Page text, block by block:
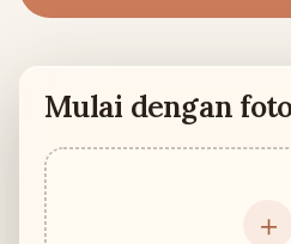
Masuk
Mulai dengan
＋